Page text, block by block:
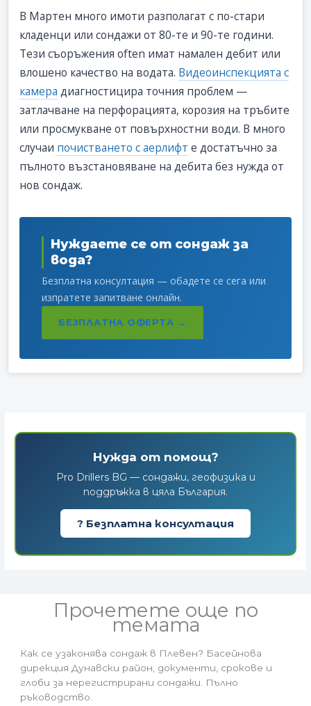
В Мартен много имоти разполагат с по-стари
кладенци или сондажи от 80-те и 90-те години.
Тези съоръжения often имат намален дебит или
влошено качество на водата. Видеоинспекцията с
камера диагностицира точния проблем —
затлачване на перфорацията, корозия на тръбите
или просмукване от повърхностни води. В много
случаи почистването с аерлифт е достатъчно за
пълното възстановяване на дебита без нужда от
нов сондаж.
Нуждаете се от сондаж за
вода?
Безплатна консултация — обадете се сега или
изпратете запитване онлайн.
БЕЗПЛАТНА ОФЕРТА →
Нужда от помощ?
Pro Drillers BG — сондажи, геофизика и
поддръжка в цяла България.
? Безплатна консултация
Прочетете още по
темата
Как се узаконява сондаж в Плевен? Басейнова
дирекция Дунавски район, документи, срокове и
глоби за нерегистрирани сондажи. Пълно
ръководство.